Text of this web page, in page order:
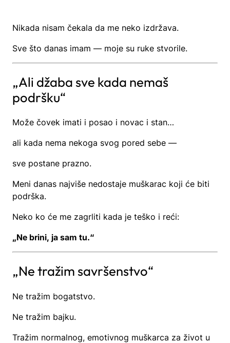
Nikada nisam čekala da me neko izdržava.
Sve što danas imam — moje su ruke stvorile.
„Ali džaba sve kada nemaš
podršku“
Može čovek imati i posao i novac i stan…
ali kada nema nekoga svog pored sebe —
sve postane prazno.
Meni danas najviše nedostaje muškarac koji će biti
podrška.
Neko ko će me zagrliti kada je teško i reći:
„Ne brini, ja sam tu.“
„Ne tražim savršenstvo“
Ne tražim bogatstvo.
Ne tražim bajku.
Tražim normalnog, emotivnog muškarca za život u